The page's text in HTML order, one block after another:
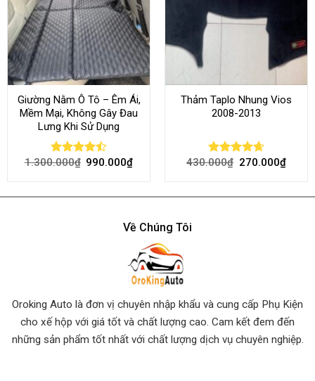
Giường Nằm Ô Tô – Êm Ái,
Mềm Mại, Không Gây Đau
Lưng Khi Sử Dụng
Rated
1.300.000₫ 990.000₫
Thảm Taplo Nhung Vios
2008-2013
Rated 4.64
430.000₫ 270.000₫
Về Chúng Tôi
Oroking Auto là đơn vị chuyên nhập khẩu và cung cấp Phụ Kiện
cho xế hộp với giá tốt và chất lượng cao. Cam kết đem đến
những sản phẩm tốt nhất với chất lượng dịch vụ chuyên nghiệp.